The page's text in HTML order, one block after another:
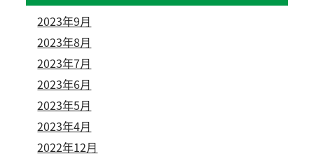
2023年9月
2023年8月
2023年7月
2023年6月
2023年5月
2023年4月
2022年12月